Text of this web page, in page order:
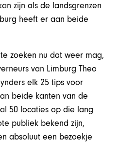
zijn als de landsgrenzen
heeft er aan beide
zoeken nu dat weer mag,
van Limburg Theo
elk 25 tips voor
beide kanten van de
50 locaties op die lang
publiek bekend zijn,
absoluut een bezoekje